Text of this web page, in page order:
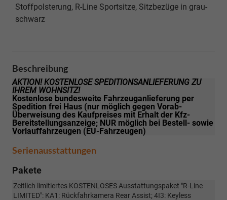
Stoffpolsterung, R-Line Sportsitze, Sitzbezüge in grau-
schwarz
Beschreibung
AKTION! KOSTENLOSE SPEDITIONSANLIEFERUNG ZU
IHREM WOHNSITZ!
Kostenlose bundesweite Fahrzeuganlieferung per
Spedition frei Haus (nur möglich gegen Vorab-
Überweisung des Kaufpreises mit Erhalt der Kfz-
Bereitstellungsanzeige; NUR möglich bei Bestell- sowie
Vorlauffahrzeugen (EU-Fahrzeugen)
Serienausstattungen
Pakete
Zeitlich limitiertes KOSTENLOSES Ausstattungspaket "R-Line
LIMITED": KA1: Rückfahrkamera Rear Assist; 4I3: Keyless